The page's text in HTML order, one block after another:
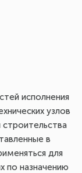
исполнения
узлов
в
для
по назначению